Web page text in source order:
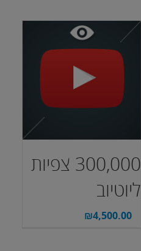
300,000 צפיות
ליוטיוב
₪4,500.00